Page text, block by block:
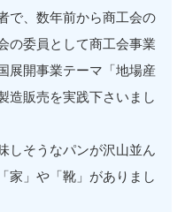
で、数年前から商工会の
の委員として商工会事業
展開事業テーマ「地場産
造販売を実践下さいまし
しそうなパンが沢山並ん
家」や「靴」がありまし